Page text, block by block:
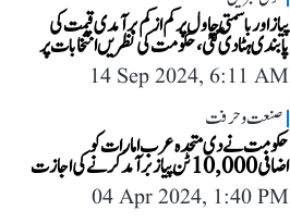
پیاز اور باسمتی چاول پر کم از کم برآمدی قیمت کی
پابندی ہٹا دی گئی، حکومت کی نظریں انتخابات پر
14 Sep 2024, 6:11 AM
صنعت و حرفت
حکومت نے دی متحدہ عرب امارات کو
اضافی 10,000 ٹن پیاز برآمد کرنے کی اجازت
04 Apr 2024, 1:40 PM